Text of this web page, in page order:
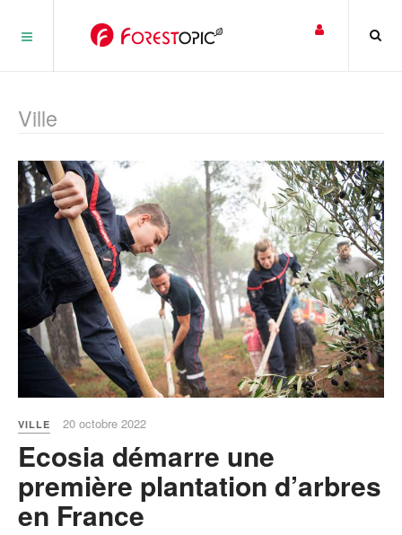
Ville
VILLE 20 octobre 2022
Ecosia démarre une
première plantation d’arbres
en France